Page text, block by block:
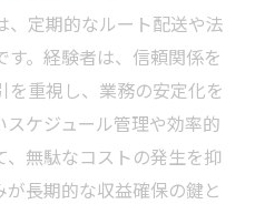
、定期的なルート配送や法
。経験者は、信頼関係を
重視し、業務の安定化を
ケジュール管理や効率的
無駄なコストの発生を抑
長期的な収益確保の鍵と